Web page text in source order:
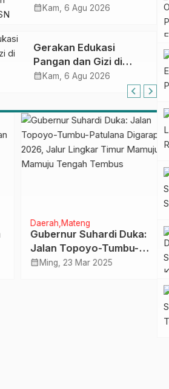
Pengembangan
Penandatanganan
Perjanjian Tugas
Belajar 2026
calendar_month Kam, 6 Agu 2026
Gerakan Edukasi
Pangan dan Gizi di
Mamasa: Tingkatkan
dalam Pemenuhan Gizi
calendar_month Kam, 6 Agu 2026
Daerah Mateng
Gubernur Suhardi Duka:
Jalan Topoyo-Tumbu-
Patulana Digarap 2026,
calendar_monthMing, 23 Mar 2025